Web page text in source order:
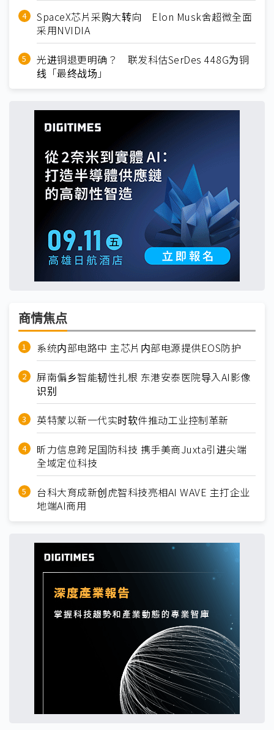
SpaceX芯片采购大转向 Elon Musk舍超微全面
采用NVIDIA
光进铜退更明确？ 联发科估SerDes 448G为铜
线「最终战场」
商情焦点
系统内部电路中 主芯片内部电源提供EOS防护
屏南偏乡智能韧性扎根 东港安泰医院导入AI影像
识别
英特蒙以新一代实时软件推动工业控制革新
昕力信息跨足国防科技 携手美商Juxta引进尖端
全域定位科技
台科大育成新创虎智科技亮相AI WAVE 主打企业
地端AI商用